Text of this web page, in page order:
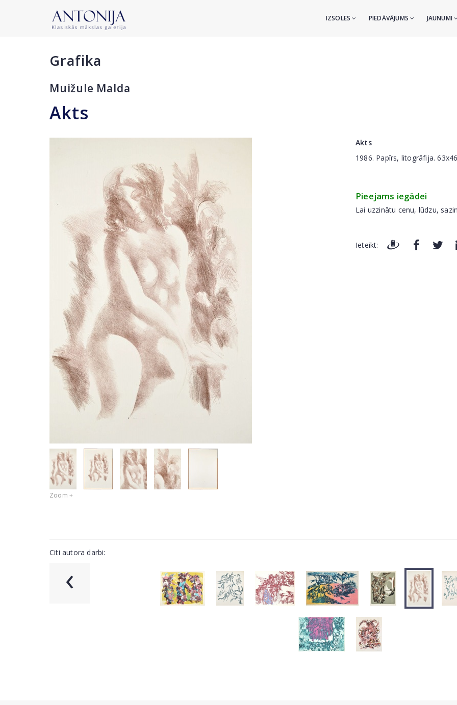
IZSOLES PIEDĀVĀJUMS JAUNUMI
Grafika
Muižule Malda
Akts
Zoom +
Akts
1986. Papīrs, litogrāfija.
Pieejams iegādei
Lai uzzinātu cenu, lūdzu,
Ieteikt:
Citi autora darbi:
‹